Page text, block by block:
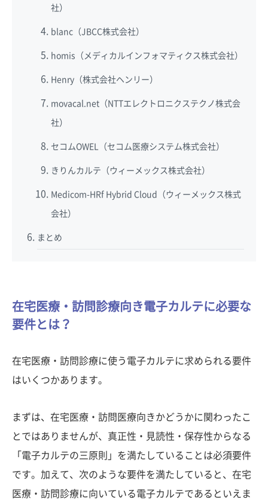
社）
blanc（JBCC株式会社）
homis（メディカルインフォマティクス株式会社）
Henry（株式会社ヘンリー）
movacal.net（NTTエレクトロニクステクノ株式会
社）
セコムOWEL（セコム医療システム株式会社）
きりんカルテ（ウィーメックス株式会社）
Medicom-HRf Hybrid Cloud（ウィーメックス株式
会社）
まとめ
在宅医療・訪問診療向き電子カルテに必要な
要件とは？
在宅医療・訪問診療に使う電子カルテに求められる要件
はいくつかあります。
まずは、在宅医療・訪問医療向きかどうかに関わったこ
とではありませんが、真正性・見読性・保存性からなる
「電子カルテの三原則」を満たしていることは必須要件
です。加えて、次のような要件を満たしていると、在宅
医療・訪問診療に向いている電子カルテであるといえま